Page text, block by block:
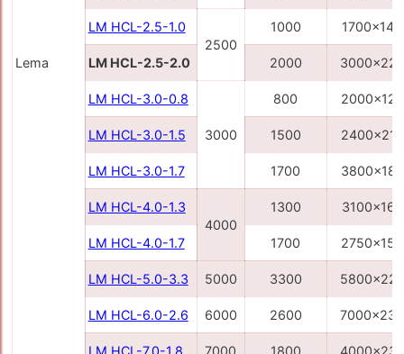
Lema
LM HCL-2.5-1.0
2500
1000
LM HCL-2.5-2.0 2000
LM HCL-3.0-0.8
3000
800
LM HCL-3.0-1.5 1500
LM HCL-3.0-1.7 1700
LM HCL-4.0-1.3
4000
1300
LM HCL-4.0-1.7 1700
LM HCL-5.0-3.3 5000 3300
LM HCL-6.0-2.6 6000 2600